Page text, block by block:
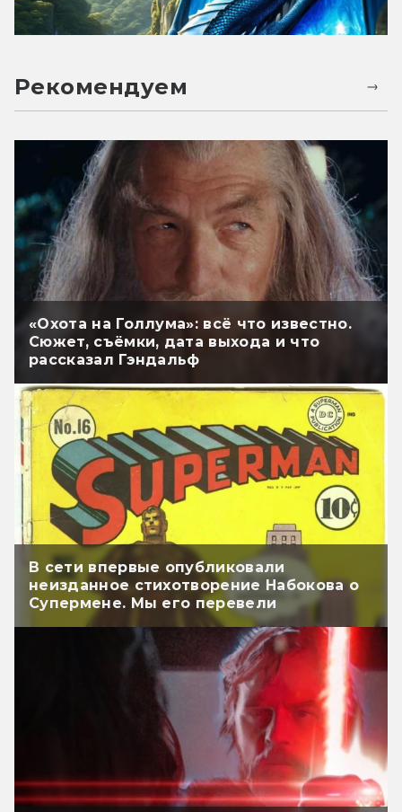
Рекомендуем
«Охота на Голлума»: всё что известно.
Сюжет, съёмки, дата выхода и что
рассказал Гэндальф
В сети впервые опубликовали
неизданное стихотворение Набокова о
Супермене. Мы его перевели